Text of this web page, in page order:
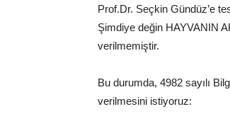
Prof.Dr. Seçkin Gündüz’e
Şimdiye değin HAYVANIN
verilmemiştir.
Bu durumda, 4982 sayılı
verilmesini istiyoruz: